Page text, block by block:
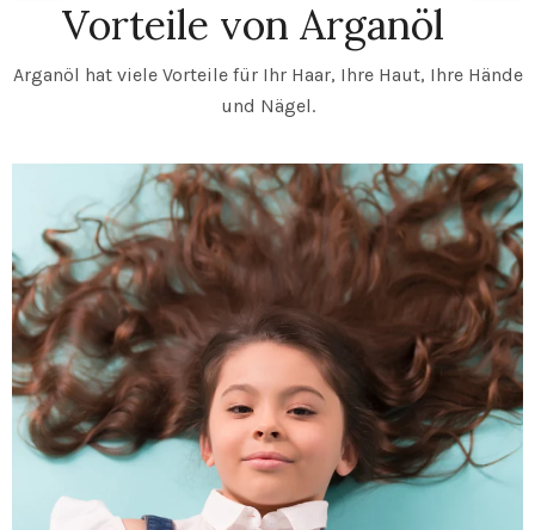
Vorteile von Arganöl
Arganöl hat viele Vorteile für Ihr Haar, Ihre Haut, Ihre Hände
und Nägel.